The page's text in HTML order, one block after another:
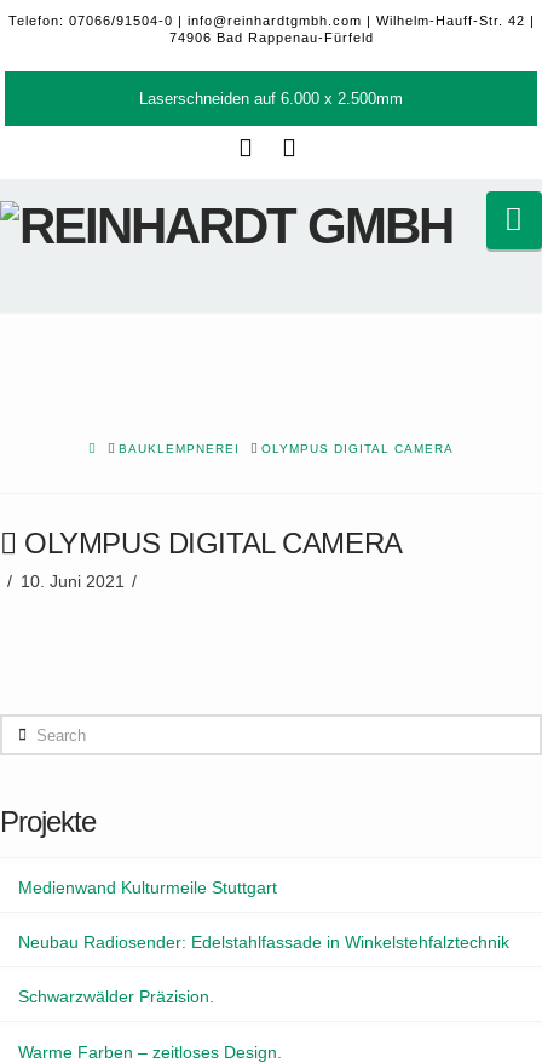
Telefon: 07066/91504-0 | info@reinhardtgmbh.com | Wilhelm-Hauff-Str. 42 |
74906 Bad Rappenau-Fürfeld
Laserschneiden auf 6.000 x 2.500mm
HOMEBAUKLEMPNEREI OLYMPUS DIGITAL CAMERA
OLYMPUS DIGITAL CAMERA
10. Juni 2021
Search
Projekte
Medienwand Kulturmeile Stuttgart
Neubau Radiosender: Edelstahlfassade in Winkelstehfalztechnik
Schwarzwälder Präzision.
Warme Farben – zeitloses Design.